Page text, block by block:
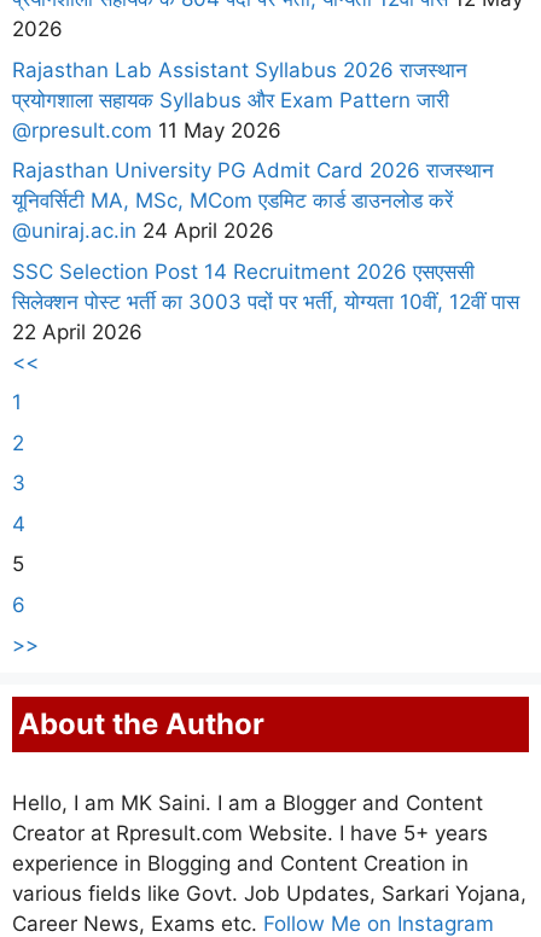
2026
Rajasthan Lab Assistant Syllabus 2026 राजस्थान
प्रयोगशाला सहायक Syllabus और Exam Pattern जारी
@rpresult.com 11 May 2026
Rajasthan University PG Admit Card 2026 राजस्थान
यूनिवर्सिटी MA, MSc, MCom एडमिट कार्ड डाउनलोड करें
@uniraj.ac.in 24 April 2026
SSC Selection Post 14 Recruitment 2026 एसएससी
सिलेक्शन पोस्ट भर्ती का 3003 पदों पर भर्ती, योग्यता 10वीं, 12वीं पास
22 April 2026
<<
1
2
3
4
5
6
>>
About the Author
Hello, I am MK Saini. I am a Blogger and Content
Creator at Rpresult.com Website. I have 5+ years
experience in Blogging and Content Creation in
various fields like Govt. Job Updates, Sarkari Yojana,
Career News, Exams etc. Follow Me on Instagram